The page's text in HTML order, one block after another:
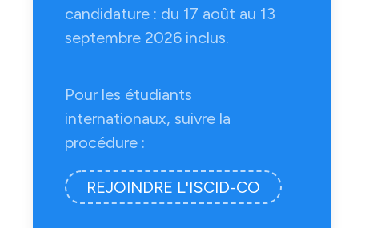
candidature : du 17 août au 13
septembre 2026 inclus.
Pour les étudiants
internationaux, suivre la
procédure :
REJOINDRE L'ISCID-CO